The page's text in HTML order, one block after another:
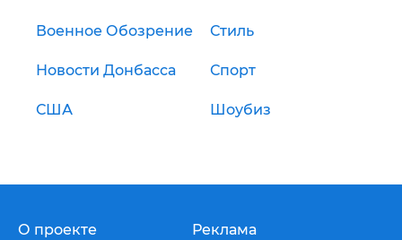
Военное Обозрение Стиль
Новости Донбасса Спорт
США Шоубиз
О проекте Реклама